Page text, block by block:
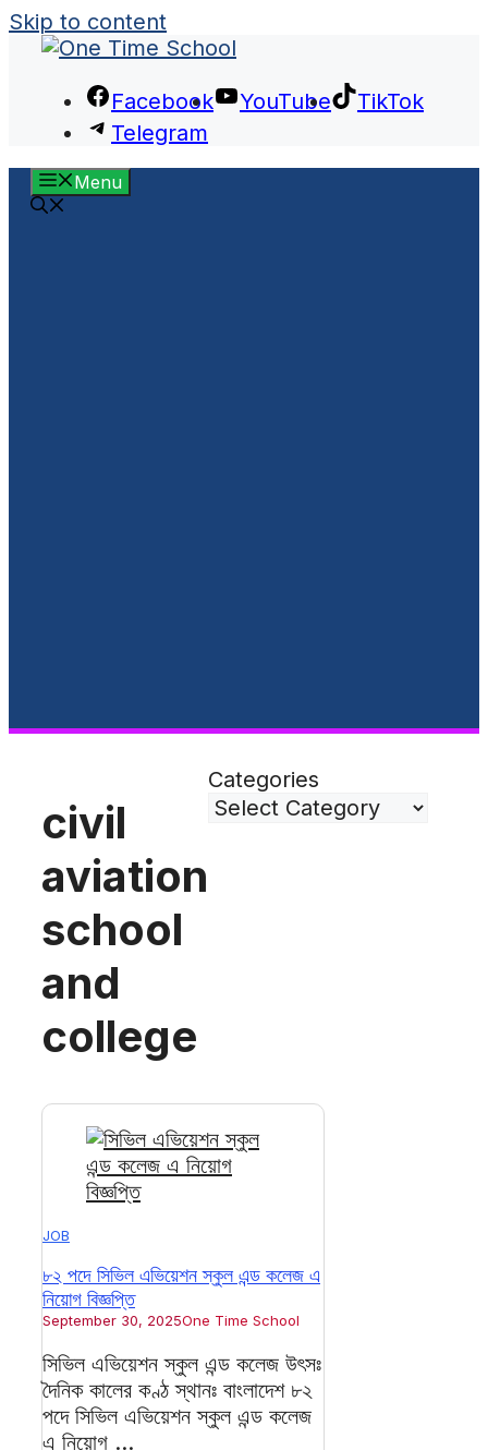
Skip to content
Facebook YouTube
TikTok
Telegram
Menu
civil
aviation
school
and
college
Categories
JOB
৮২ পদে সিভিল এভিয়েশন স্কুল এন্ড কলেজ এ
নিয়োগ বিজ্ঞপ্তি
September 30, 2025One Time School
সিভিল এভিয়েশন স্কুল এন্ড কলেজ উৎসঃ
দৈনিক কালের কণ্ঠ স্থানঃ বাংলাদেশ ৮২
পদে সিভিল এভিয়েশন স্কুল এন্ড কলেজ
এ নিয়োগ ...